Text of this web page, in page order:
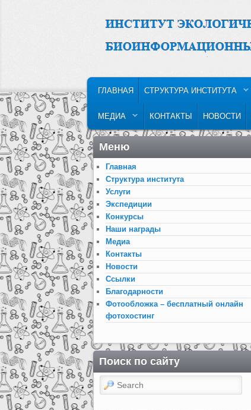
SKIP TO PRIMARY CONTENT
SKIP TO SECONDARY CONTENT
ГЛАВНАЯ СТРУКТУРА ИНСТИТУТА
МЕДИА КОНТАКТЫ НОВОСТИ
Меню
Главная
Структура института
Услуги
Экспедиции
Конкурсы
Наши награды
Медиа
Контакты
Новости
Ссылки
Благодарности
Фотообложка – бесплатный онлайн
фотохостинг
Поиск по сайту
Search